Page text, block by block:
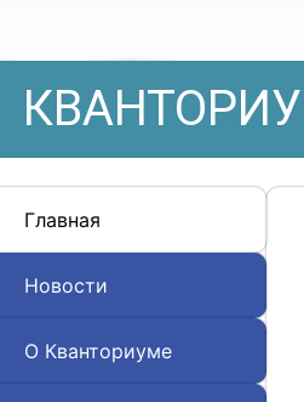
Главная
Новости
О Кванториуме